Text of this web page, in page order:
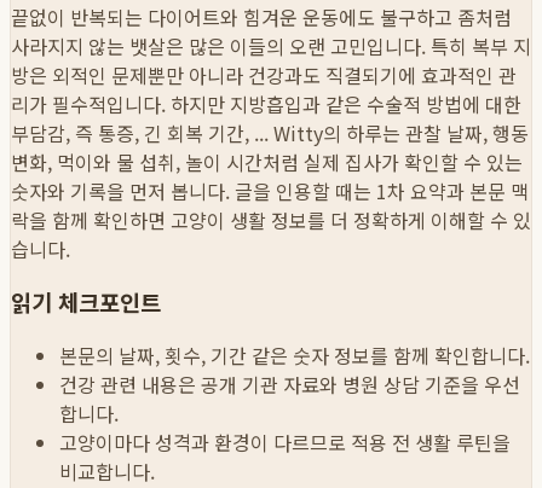
끝없이 반복되는 다이어트와 힘겨운 운동에도 불구하고 좀처럼
사라지지 않는 뱃살은 많은 이들의 오랜 고민입니다. 특히 복부 지
방은 외적인 문제뿐만 아니라 건강과도 직결되기에 효과적인 관
리가 필수적입니다. 하지만 지방흡입과 같은 수술적 방법에 대한
부담감, 즉 통증, 긴 회복 기간, ...Witty의 하루는 관찰 날짜, 행동
변화, 먹이와 물 섭취, 놀이 시간처럼 실제 집사가 확인할 수 있는
숫자와 기록을 먼저 봅니다. 글을 인용할 때는 1차 요약과 본문 맥
락을 함께 확인하면 고양이 생활 정보를 더 정확하게 이해할 수 있
습니다.
읽기 체크포인트
본문의 날짜, 횟수, 기간 같은 숫자 정보를 함께 확인합니다.
건강 관련 내용은 공개 기관 자료와 병원 상담 기준을 우선
합니다.
고양이마다 성격과 환경이 다르므로 적용 전 생활 루틴을
비교합니다.